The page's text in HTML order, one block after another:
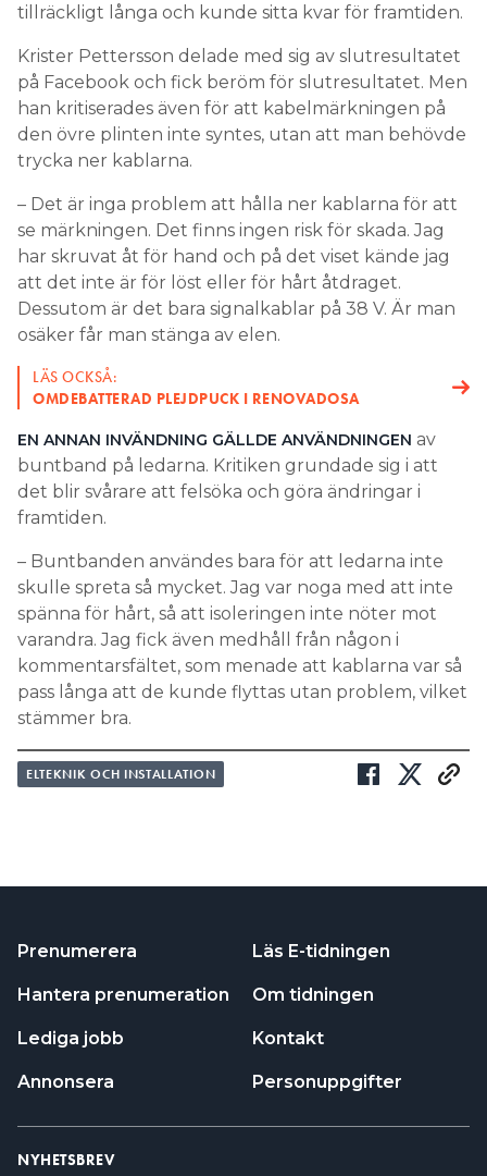
tillräckligt långa och kunde sitta kvar för framtiden.
Krister Pettersson delade med sig av slutresultatet
på Facebook och fick beröm för slutresultatet. Men
han kritiserades även för att kabelmärkningen på
den övre plinten inte syntes, utan att man behövde
trycka ner kablarna.
– Det är inga problem att hålla ner kablarna för att
se märkningen. Det finns ingen risk för skada. Jag
har skruvat åt för hand och på det viset kände jag
att det inte är för löst eller för hårt åtdraget.
Dessutom är det bara signalkablar på 38 V. Är man
osäker får man stänga av elen.
LÄS OCKSÅ:
OMDEBATTERAD PLEJDPUCK I RENOVADOSA
EN ANNAN INVÄNDNING GÄLLDE ANVÄNDNINGEN av
buntband på ledarna. Kritiken grundade sig i att
det blir svårare att felsöka och göra ändringar i
framtiden.
– Buntbanden användes bara för att ledarna inte
skulle spreta så mycket. Jag var noga med att inte
spänna för hårt, så att isoleringen inte nöter mot
varandra. Jag fick även medhåll från någon i
kommentarsfältet, som menade att kablarna var så
pass långa att de kunde flyttas utan problem, vilket
stämmer bra.
ELTEKNIK OCH INSTALLATION
Prenumerera
Hantera prenumeration
Lediga jobb
Annonsera
Läs E-tidningen
Om tidningen
Kontakt
Personuppgifter
NYHETSBREV